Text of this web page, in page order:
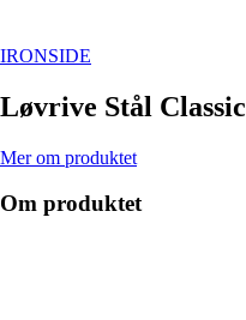
IRONSIDE
Løvrive Stål Classic
Mer om produktet
Om produktet